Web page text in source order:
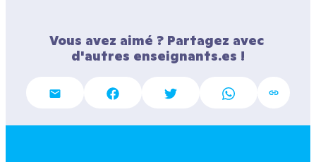
Vous avez aimé ? Partagez avec
d'autres enseignants.es !